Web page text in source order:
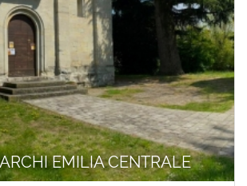
EMILIA CENTRALE